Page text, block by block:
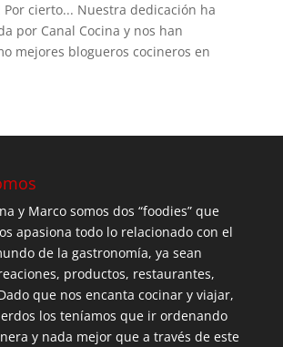
Por cierto... Nuestra dedicación ha
por Canal Cocina y nos han
mejores blogueros cocineros en
y Marco somos dos “foodies” que
apasiona todo lo relacionado con el
de la gastronomía, ya sean
productos, restaurantes,
que nos encanta cocinar y viajar,
los teníamos que ir ordenando
y nada mejor que a través de este